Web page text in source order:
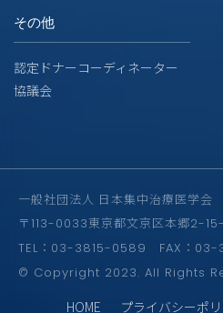
その他
認定ドナーコーディネーター
協議会
一般社団法人 日本集中治療医学会
〒113-0033東京都文京区本郷2-
TEL：03-3815-0589 FAX：03-
© Copyright 2023. All Rights
HOME プライバシーポ